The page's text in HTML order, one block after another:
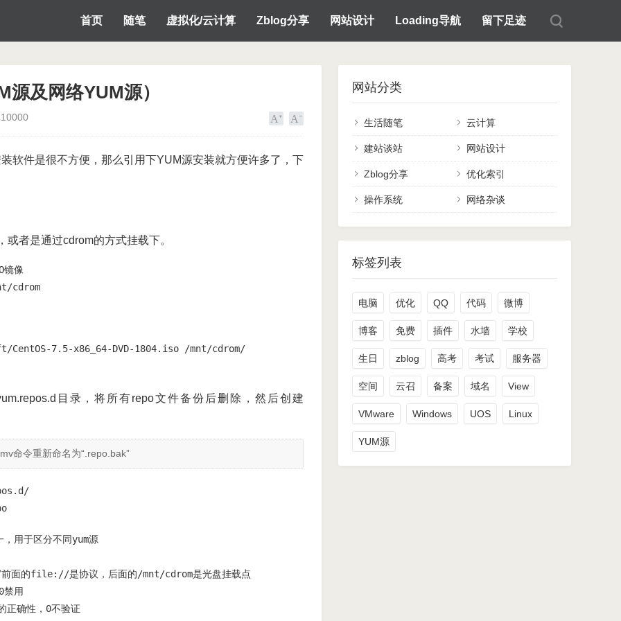
首页 随笔 虚拟化/云计算 Zblog分享 网站设计 Loading导航 留下足迹
及网络YUM源）
10000
软件是很不方便，那么引用下YUM源安装就方便许多了，下
者是通过cdrom的方式挂载下。
镜像
cdrom
7.5-x86_64-DVD-1804.iso /mnt/cdrom/
目录，将所有repo文件备份后删除，然后创建
命令重新命名为“ .repo.bak”
用于区分不同yum源
的file://是协议，后面的/mnt/cdrom是光盘挂载点
用
正确性，0不验证
网站分类
生活随笔 云计算
建站谈站 网站设计
Zblog分享 优化索引
操作系统 网络杂谈
标签列表
电脑 优化 QQ 代码 微博
博客 免费 插件 水墙 学校
生日 zblog 高考 考试 服务器
空间 云召 备案 域名 View
VMware Windows UOS Linux
YUM源